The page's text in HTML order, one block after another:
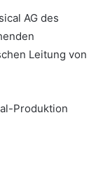
AG des
Leitung von
Produktion